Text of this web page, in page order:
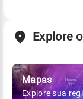
Explore
Mapas
Explore sua